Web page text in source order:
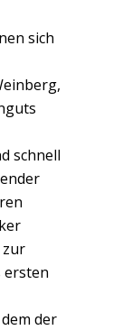
sich
schnell
zur
ersten
der